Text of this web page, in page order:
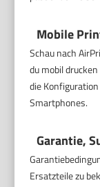
Mobile
Schau nach
du mobil
die
Smartphones.
Garantie,
Ersatzteile zu